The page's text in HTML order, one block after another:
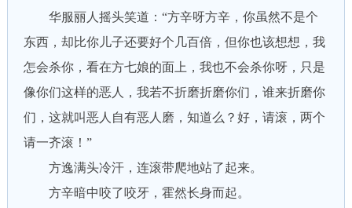
华服丽人摇头笑道：“方辛呀方辛，你虽然不是个
东西，却比你儿子还要好个几百倍，但你也该想想，我
怎会杀你，看在方七娘的面上，我也不会杀你呀，只是
像你们这样的恶人，我若不折磨折磨你们，谁来折磨你
们，这就叫恶人自有恶人磨，知道么？好，请滚，两个
请一齐滚！”
方逸满头冷汗，连滚带爬地站了起来。
方辛暗中咬了咬牙，霍然长身而起。